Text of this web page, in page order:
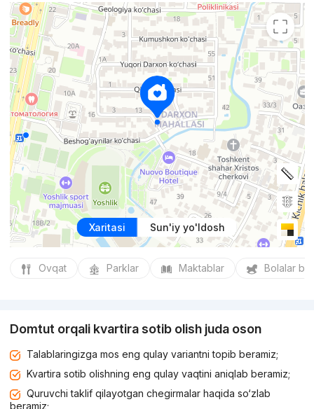
Xaritasi Sun'iy yo'ldosh
Ovqat Parklar Maktablar Bolalar
Domtut orqali kvartira sotib olish juda oson
Talablaringizga mos eng qulay variantni topib beramiz;
Kvartira sotib olishning eng qulay vaqtini aniqlab beramiz;
Quruvchi taklif qilayotgan chegirmalar haqida so‘zlab
beramiz;